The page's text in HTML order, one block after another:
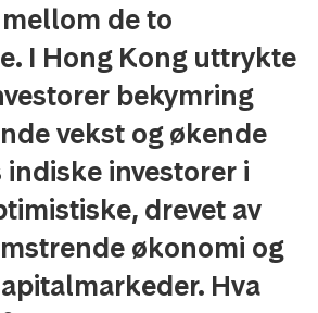
de to
I Hong Kong uttrykte
bekymring
vekst og økende
indiske investorer i
drevet av
økonomi og
Hva